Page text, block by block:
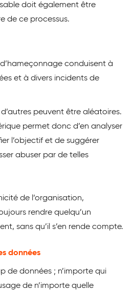
doit également être
de ce processus.
conduisent à
et à divers incidents de
peuvent être aléatoires.
permet donc d’en analyser
l’objectif et de suggérer
abuser par de telles
de l’organisation,
rendre quelqu’un
sans qu’il s’en rende compte.
données
de données ; n’importe qui
de n’importe quelle